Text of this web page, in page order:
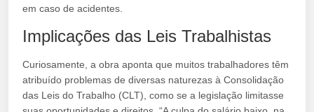
em caso de acidentes.
Implicações das Leis Trabalhistas
Curiosamente, a obra aponta que muitos trabalhadores têm
atribuído problemas de diversas naturezas à Consolidação
das Leis do Trabalho (CLT), como se a legislação limitasse